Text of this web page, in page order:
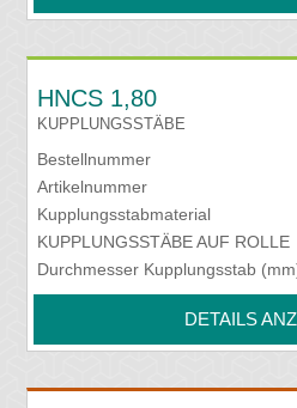
HNCS 1,80
KUPPLUNGSSTÄBE
Bestellnummer
Artikelnummer
Kupplungsstabmaterial
KUPPLUNGSSTÄBE AUF ROLLE
Durchmesser Kupplungsstab
DETAILS